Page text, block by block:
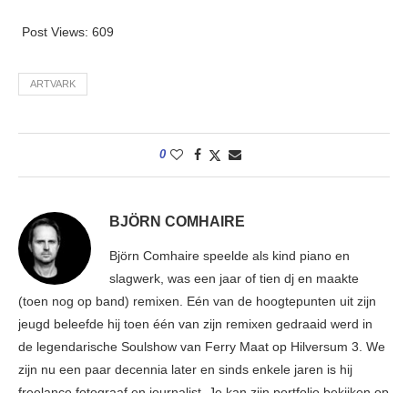
Post Views: 609
ARTVARK
0
BJÖRN COMHAIRE
Björn Comhaire speelde als kind piano en
slagwerk, was een jaar of tien dj en maakte
(toen nog op band) remixen. Eén van de hoogtepunten uit zijn
jeugd beleefde hij toen één van zijn remixen gedraaid werd in
de legendarische Soulshow van Ferry Maat op Hilversum 3. We
zijn nu een paar decennia later en sinds enkele jaren is hij